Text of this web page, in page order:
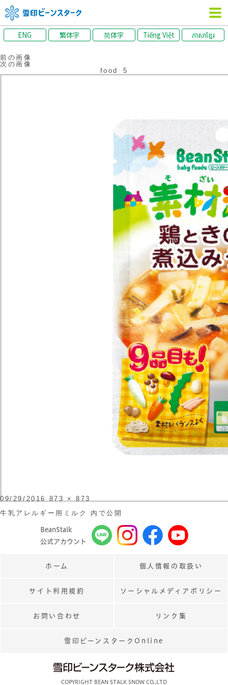
ENG 繁体字 简体字 Tiếng Việt ភាសាខ្មែរ
前の画像
次の画像
food_5
投
日:
09/29/2016 フ
サ
イ
873 × 873
投
牛乳アレルギー用ミルク 内で公開
BeanStalk
公式アカウント
ホーム 個人情報の取扱い
サイト利用規約 ソーシャルメディアポリシー
お問い合わせ リンク集
雪印ビーンスタークOnline
COPYRIGHT BEAN STALK SNOW CO.,LTD